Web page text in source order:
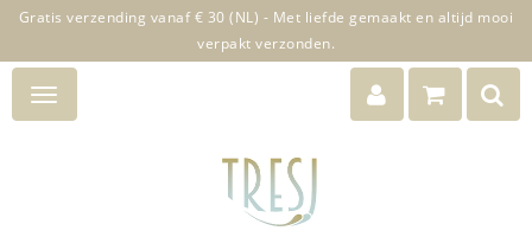
Gratis verzending vanaf € 30 (NL) - Met liefde gemaakt en altijd mooi
verpakt verzonden.